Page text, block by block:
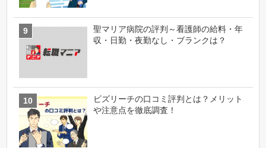
聖マリア病院の評判～看護師の給料・年
収・日勤・夜勤なし・ブランクは？
ビズリーチの口コミ評判とは？メリット
や注意点を徹底調査！